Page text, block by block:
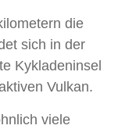
die
sich in der
Kykladeninsel
Vulkan.
viele